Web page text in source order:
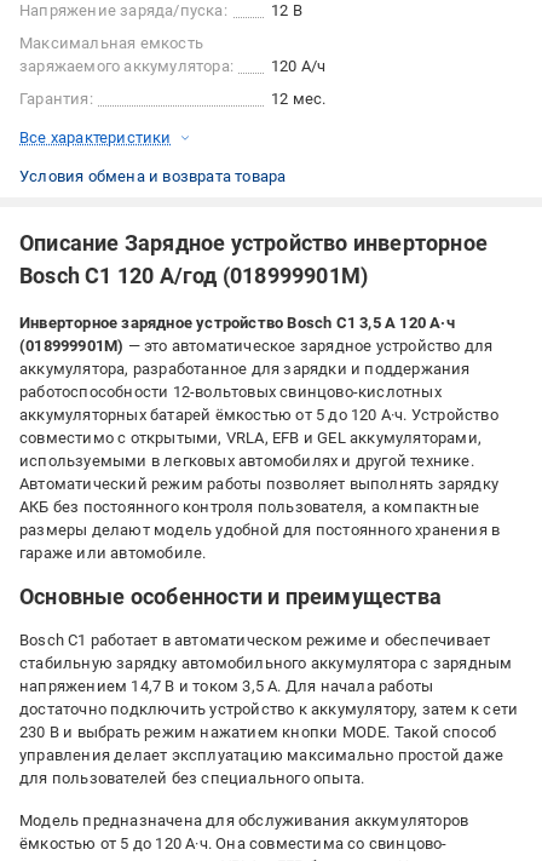
Напряжение заряда/пуска:
12 В
Максимальная емкость
заряжаемого аккумулятора:
120 А/ч
Гарантия:
12 мес.
Все характеристики
Условия обмена и возврата товара
Описание Зарядное устройство инверторное
Bosch C1 120 А/год (018999901M)
Инверторное зарядное устройство Bosch C1 3,5 А 120 А·ч
(018999901M) — это автоматическое зарядное устройство для
аккумулятора, разработанное для зарядки и поддержания
работоспособности 12-вольтовых свинцово-кислотных
аккумуляторных батарей ёмкостью от 5 до 120 А·ч. Устройство
совместимо с открытыми, VRLA, EFB и GEL аккумуляторами,
используемыми в легковых автомобилях и другой технике.
Автоматический режим работы позволяет выполнять зарядку
АКБ без постоянного контроля пользователя, а компактные
размеры делают модель удобной для постоянного хранения в
гараже или автомобиле.
Основные особенности и преимущества
Bosch C1 работает в автоматическом режиме и обеспечивает
стабильную зарядку автомобильного аккумулятора с зарядным
напряжением 14,7 В и током 3,5 А. Для начала работы
достаточно подключить устройство к аккумулятору, затем к сети
230 В и выбрать режим нажатием кнопки MODE. Такой способ
управления делает эксплуатацию максимально простой даже
для пользователей без специального опыта.
Модель предназначена для обслуживания аккумуляторов
ёмкостью от 5 до 120 А·ч. Она совместима со свинцово-